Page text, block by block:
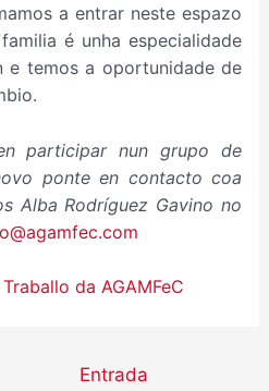
a entrar neste espazo
é unha especialidade
e temos a oportunidade de
participar nun grupo de
ponte en contacto coa
Alba Rodríguez Gavino no
da AGAMFeC
Entrada